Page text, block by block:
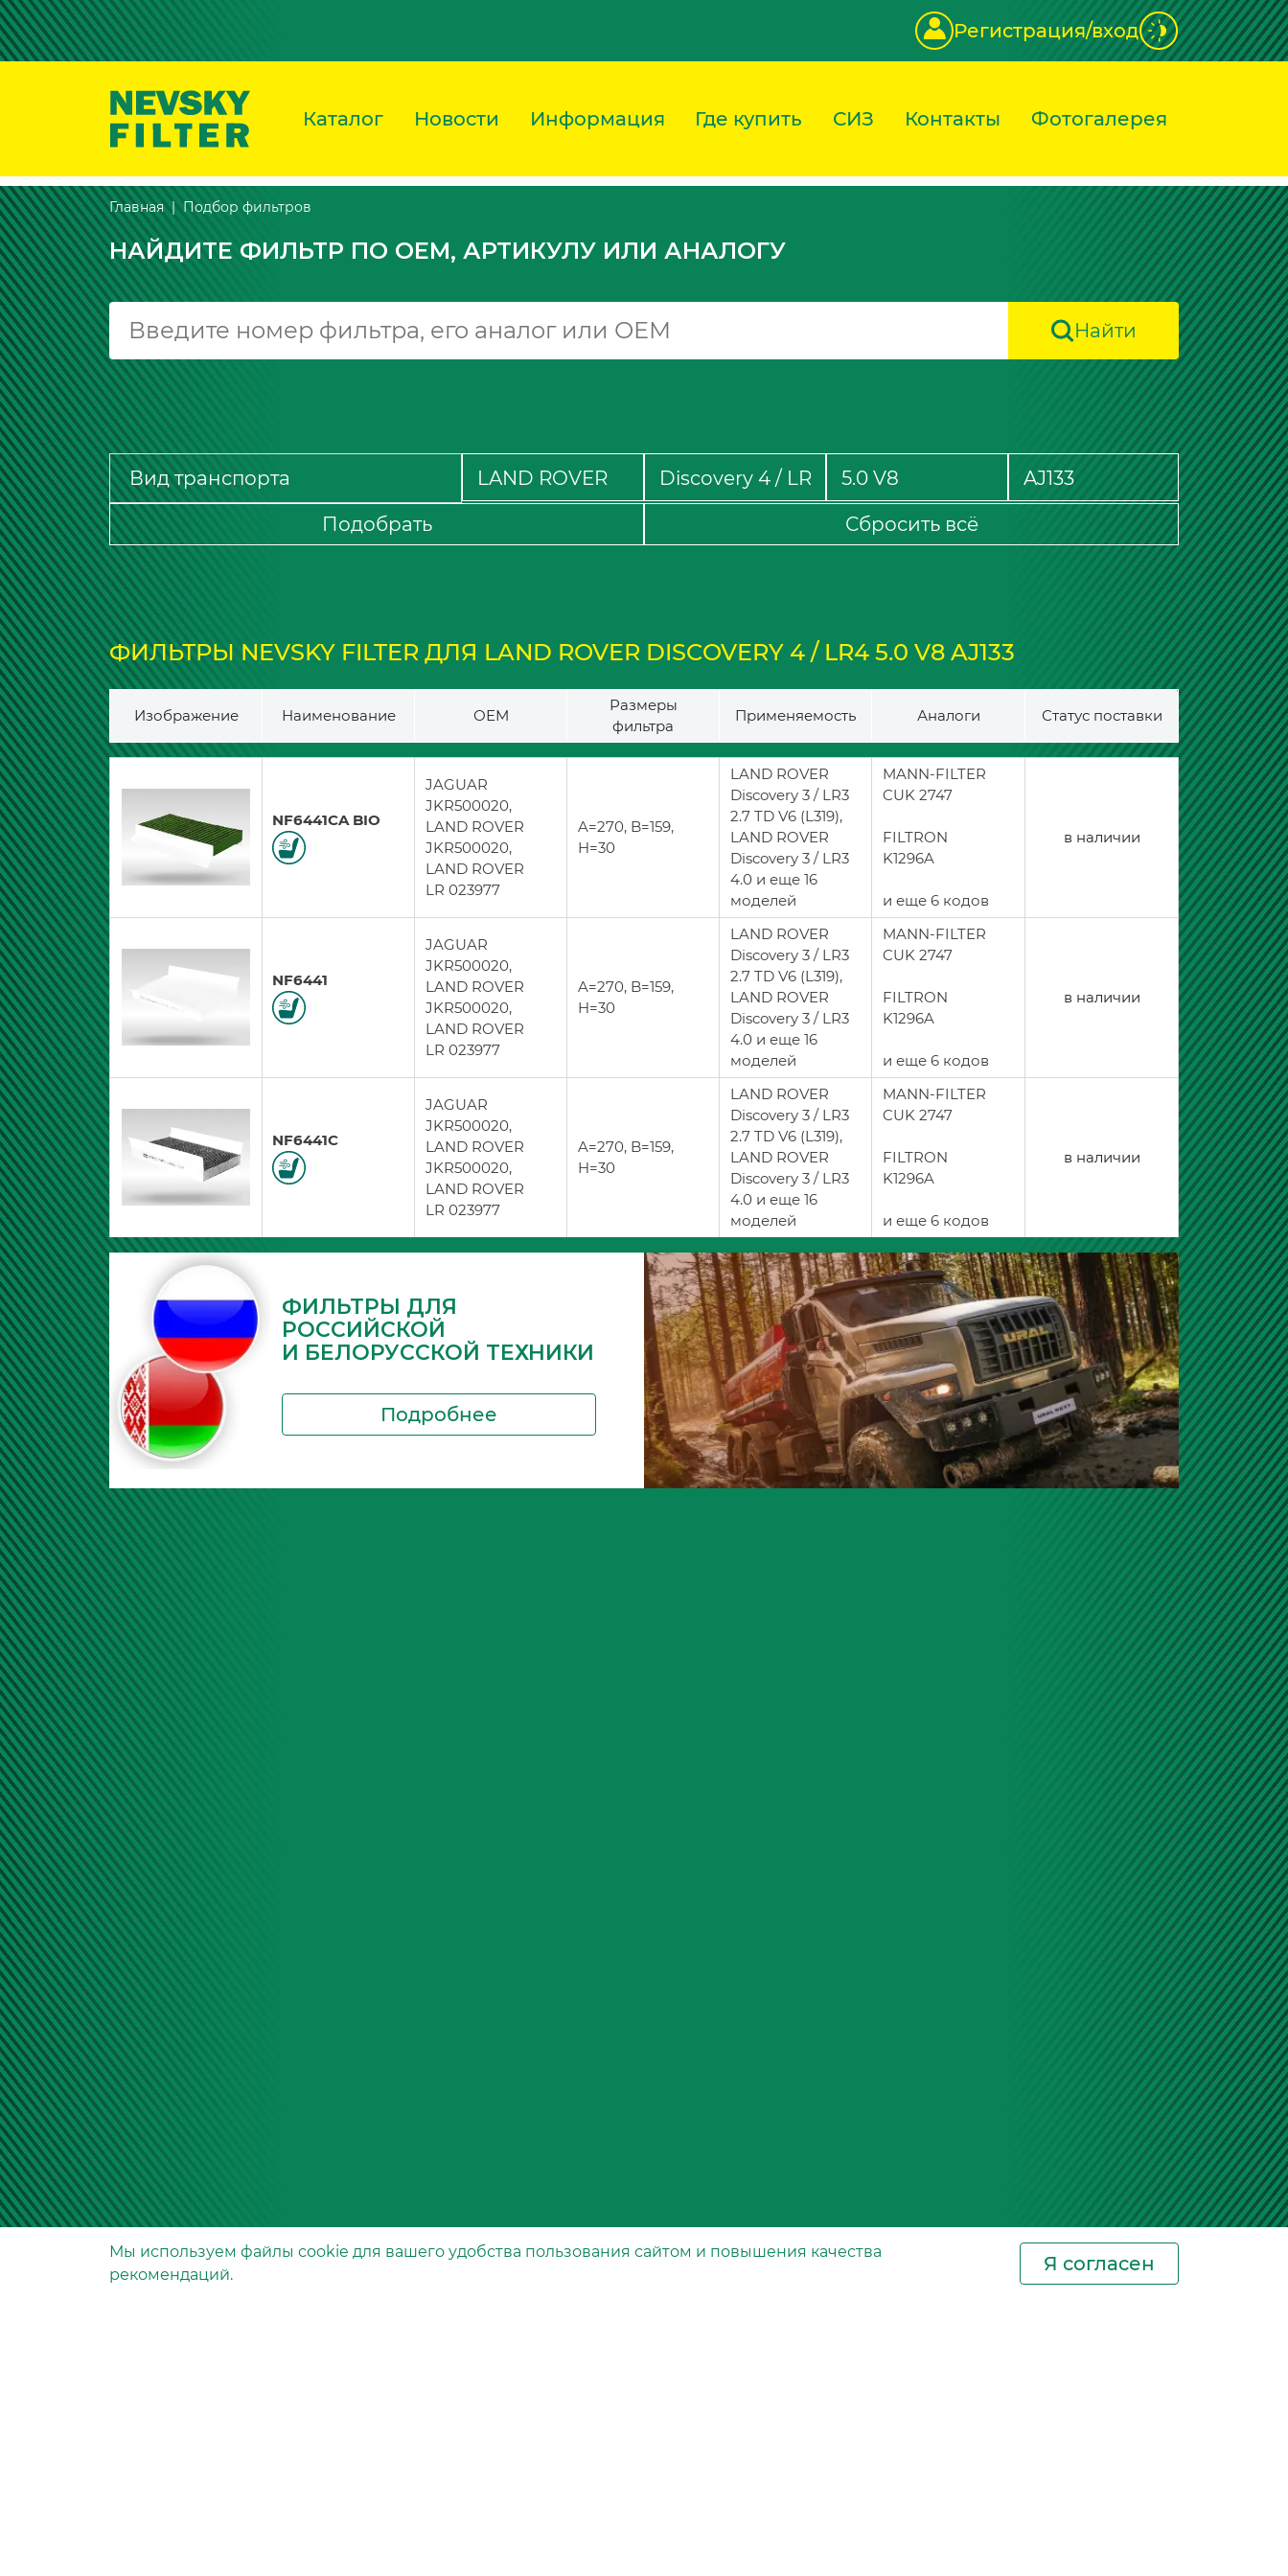
Регистрация/вход
Каталог Новости Информация Где купить СИЗ Контакты Фотогалерея
Главная Подбор фильтров
НАЙДИТЕ ФИЛЬТР ПО OEM, АРТИКУЛУ ИЛИ АНАЛОГУ
Найти
Подобрать Сбросить всё
ФИЛЬТРЫ NEVSKY FILTER ДЛЯ LAND ROVER DISCOVERY 4 / LR4 5.0 V8 AJ133
Изображение Наименование ОЕМ
Размеры
фильтра
Применяемость Аналоги Статус поставки
NF6441CA BIO
JAGUAR
JKR500020,
LAND ROVER
JKR500020,
LAND ROVER
LR 023977
A=270, B=159,
H=30
LAND ROVER
Discovery 3 / LR3
2.7 TD V6 (L319),
LAND ROVER
Discovery 3 / LR3
4.0 и еще 16
моделей
MANN-FILTER
CUK 2747
FILTRON
K1296A
и еще 6 кодов
в наличии
NF6441
JAGUAR
JKR500020,
LAND ROVER
JKR500020,
LAND ROVER
LR 023977
A=270, B=159,
H=30
LAND ROVER
Discovery 3 / LR3
2.7 TD V6 (L319),
LAND ROVER
Discovery 3 / LR3
4.0 и еще 16
моделей
MANN-FILTER
CUK 2747
FILTRON
K1296A
и еще 6 кодов
в наличии
NF6441C
JAGUAR
JKR500020,
LAND ROVER
JKR500020,
LAND ROVER
LR 023977
A=270, B=159,
H=30
LAND ROVER
Discovery 3 / LR3
2.7 TD V6 (L319),
LAND ROVER
Discovery 3 / LR3
4.0 и еще 16
моделей
MANN-FILTER
CUK 2747
FILTRON
K1296A
и еще 6 кодов
в наличии
ФИЛЬТРЫ ДЛЯ
РОССИЙСКОЙ
И БЕЛОРУССКОЙ ТЕХНИКИ
Подробнее
Новости
Мы используем файлы сookie для вашего удобства пользования сайтом и повышения качества
рекомендаций.
Я согласен